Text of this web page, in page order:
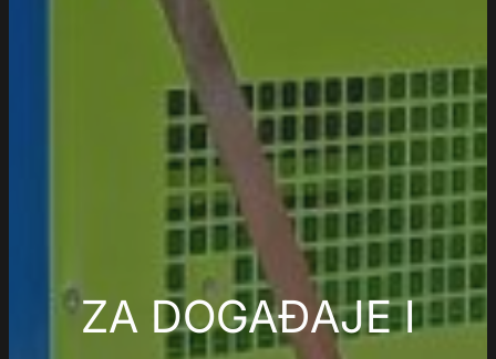
ZA DOGAĐAJE I